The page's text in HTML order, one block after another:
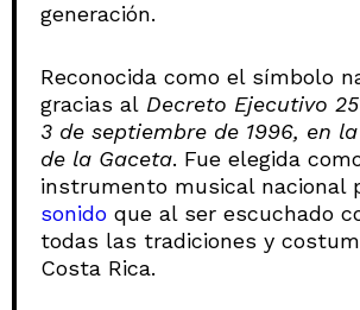
generación.
Reconocida como el símbolo
gracias al Decreto Ejecutivo
3 de septiembre de 1996, en
de la Gaceta. Fue elegida
instrumento musical nacional
sonido que al ser escuchado
todas las tradiciones y
Costa Rica.